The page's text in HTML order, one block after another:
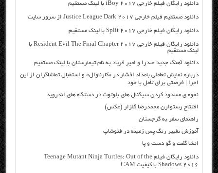
دانلود رایگان فیلم خارجی iBoy 2017 با لینک مستقیم
دانلود مستقیم فیلم خارجی Justice League Dark 2017 از سرور سایت
دانلود رایگان فیلم خارجی Split 2017 با لینک مستقیم
دانلود رایگان فیلم خارجی Resident Evil The Final Chapter 2017 با
لینک مستقیم
دانلود آهنگ جدید صدرا و امیر فریاد به نام تیمارستان با لینک مستقیم
درباره نمایش تعاملی بامداد افشار در «کارناوال» و استقبال تماشاگران از این
اجرا | فرصتی برای تأمل با خود
نحوه ي مسدود کردن سیگنال های بلوتوث در دستگاه های اندروید
افتتاح رستوارن محمدرضا گلزار (عکس)
راهنمای سفر به گرجستان
آموزش تغییر رنگ پس زمینه در فتوشاپ
انشا گفت و گو دست و پا
دانلود رایگان فیلم Teenage Mutant Ninja Turtles: Out of the
Shadows 2016 با کیفیت CAM